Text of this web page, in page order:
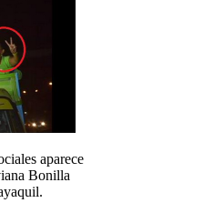
aparece
Bonilla